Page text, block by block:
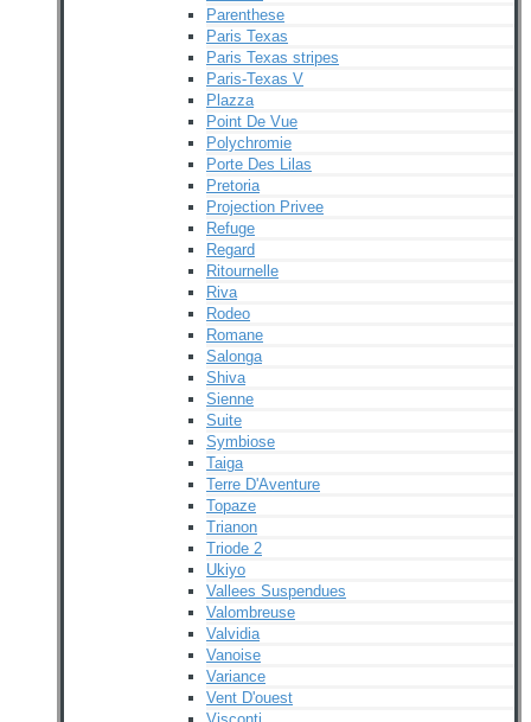
Parenthese
Paris Texas
Paris Texas stripes
Paris-Texas V
Plazza
Point De Vue
Polychromie
Porte Des Lilas
Pretoria
Projection Privee
Refuge
Regard
Ritournelle
Riva
Rodeo
Romane
Salonga
Shiva
Sienne
Suite
Symbiose
Taiga
Terre D'Aventure
Topaze
Trianon
Triode 2
Ukiyo
Vallees Suspendues
Valombreuse
Valvidia
Vanoise
Variance
Vent D'ouest